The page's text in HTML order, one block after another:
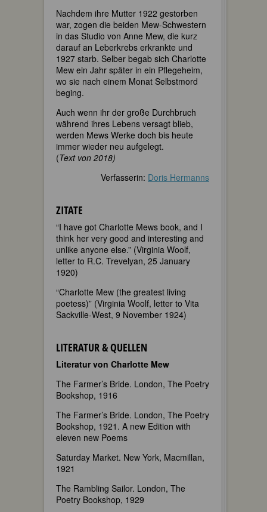
Nachdem ihre Mutter 1922 gestorben
war, zogen die beiden Mew-Schwestern
in das Studio von Anne Mew, die kurz
darauf an Leberkrebs erkrankte und
1927 starb. Selber begab sich Charlotte
Mew ein Jahr später in ein Pflegeheim,
wo sie nach einem Monat Selbstmord
beging.
Auch wenn ihr der große Durchbruch
während ihres Lebens versagt blieb,
werden Mews Werke doch bis heute
immer wieder neu aufgelegt.
(Text von 2018)
Verfasserin: Doris Hermanns
ZITATE
“I have got Charlotte Mews book, and I
think her very good and interesting and
unlike anyone else.” (Virginia Woolf,
letter to R.C. Trevelyan, 25 January
1920)
“Charlotte Mew (the greatest living
poetess)” (Virginia Woolf, letter to Vita
Sackville-West, 9 November 1924)
LITERATUR & QUELLEN
Literatur von Charlotte Mew
The Farmer’s Bride. London, The Poetry
Bookshop, 1916
The Farmer’s Bride. London, The Poetry
Bookshop, 1921. A new Edition with
eleven new Poems
Saturday Market. New York, Macmillan,
1921
The Rambling Sailor. London, The
Poetry Bookshop, 1929